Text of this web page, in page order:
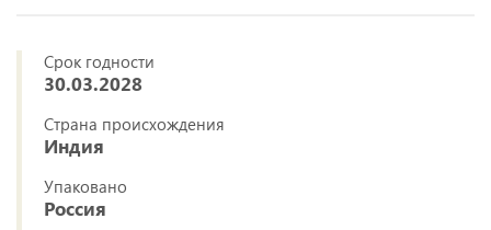
Срок годности
30.03.2028
Страна происхождения
Индия
Упаковано
Россия